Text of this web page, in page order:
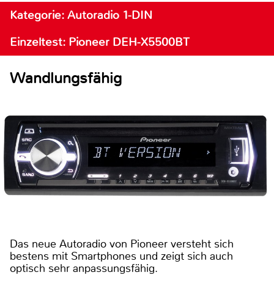
Kategorie: Autoradio 1-DIN
Einzeltest: Pioneer DEH-X5500BT
Wandlungsfähig
Das neue Autoradio von Pioneer versteht sich
bestens mit Smartphones und zeigt sich auch
optisch sehr anpassungsfähig.